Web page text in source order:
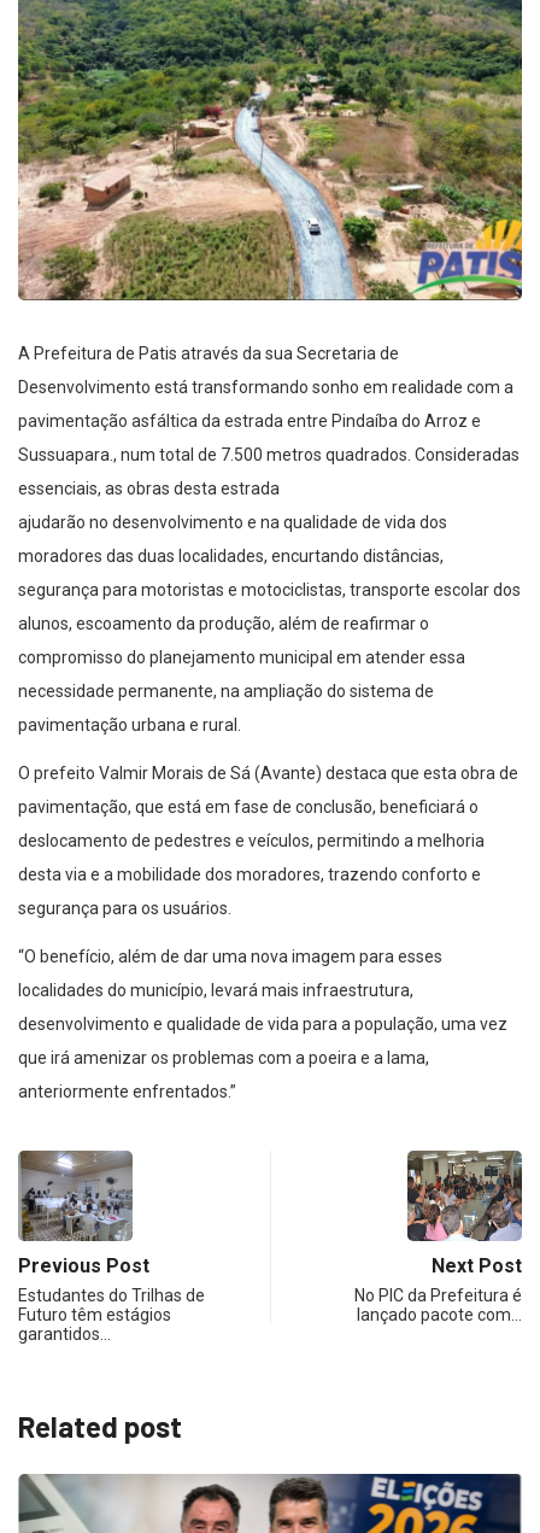
A Prefeitura de Patis através da sua Secretaria de
Desenvolvimento está transformando sonho em realidade com a
pavimentação asfáltica da estrada entre Pindaíba do Arroz e
Sussuapara., num total de 7.500 metros quadrados. Consideradas
essenciais, as obras desta estrada
ajudarão no desenvolvimento e na qualidade de vida dos
moradores das duas localidades, encurtando distâncias,
segurança para motoristas e motociclistas, transporte escolar dos
alunos, escoamento da produção, além de reafirmar o
compromisso do planejamento municipal em atender essa
necessidade permanente, na ampliação do sistema de
pavimentação urbana e rural.
O prefeito Valmir Morais de Sá (Avante) destaca que esta obra de
pavimentação, que está em fase de conclusão, beneficiará o
deslocamento de pedestres e veículos, permitindo a melhoria
desta via e a mobilidade dos moradores, trazendo conforto e
segurança para os usuários.
“O benefício, além de dar uma nova imagem para esses
localidades do município, levará mais infraestrutura,
desenvolvimento e qualidade de vida para a população, uma vez
que irá amenizar os problemas com a poeira e a lama,
anteriormente enfrentados.”
Previous Post
Estudantes do Trilhas de
Futuro têm estágios
garantidos…
Next Post
No PIC da Prefeitura é
lançado pacote com…
Related post